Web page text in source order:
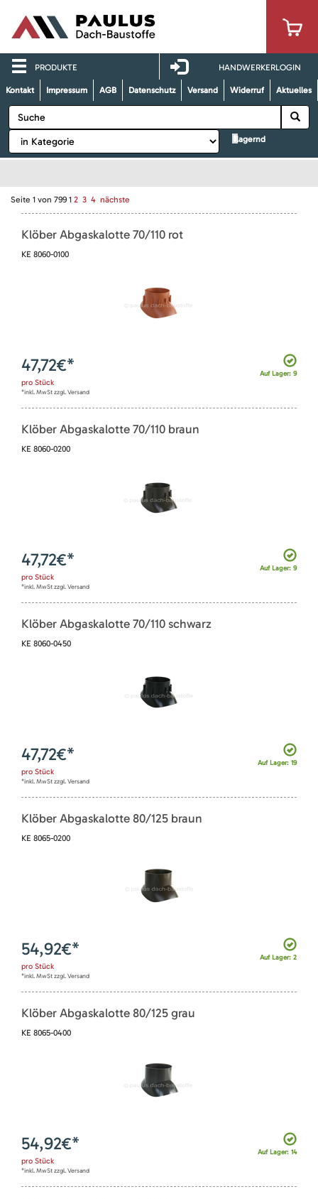
PRODUKTE HANDWERKERLOGIN
Kontakt Impressum AGB Datenschutz Versand Widerruf Aktuelles
lagernd
Seite 1 von 799 1 2 3 4 nächste
Klöber Abgaskalotte 70/110 rot
KE 8060-0100
Auf Lager: 9
47,72€*
pro Stück
*inkl. MwSt zzgl. Versand
Klöber Abgaskalotte 70/110 braun
KE 8060-0200
Auf Lager: 9
47,72€*
pro Stück
*inkl. MwSt zzgl. Versand
Klöber Abgaskalotte 70/110 schwarz
KE 8060-0450
Auf Lager: 19
47,72€*
pro Stück
*inkl. MwSt zzgl. Versand
Klöber Abgaskalotte 80/125 braun
KE 8065-0200
Auf Lager: 2
54,92€*
pro Stück
*inkl. MwSt zzgl. Versand
Klöber Abgaskalotte 80/125 grau
KE 8065-0400
Auf Lager: 14
54,92€*
pro Stück
*inkl. MwSt zzgl. Versand